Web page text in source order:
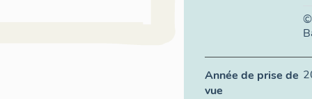
Année de prise de
vue